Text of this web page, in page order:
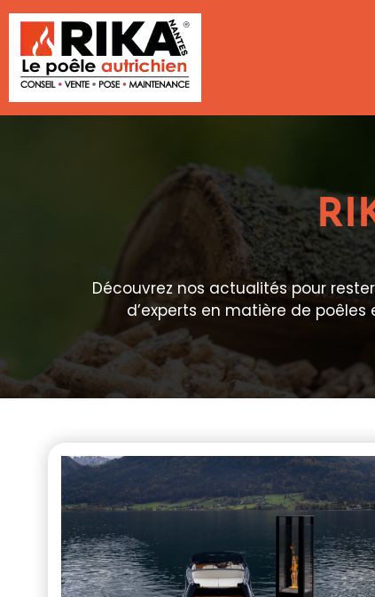
Découvrez nos actualités pour
d’experts en matière de